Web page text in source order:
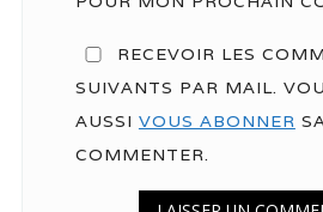
RECEVOIR LES
SUIVANTS PAR MAIL.
AUSSI VOUS ABONNER
COMMENTER.